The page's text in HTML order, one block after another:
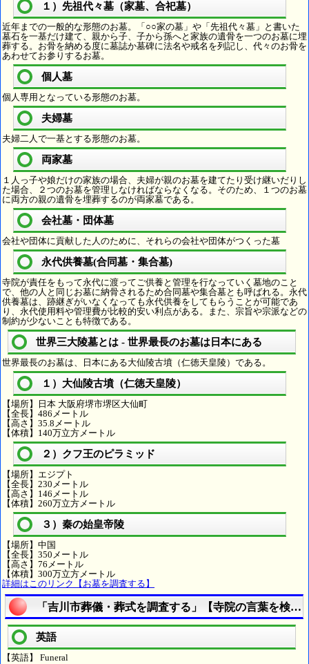
１）先祖代々墓（家墓、合祀墓）
近年までの一般的な形態のお墓。「○○家の墓」や「先祖代々墓」と書いた
墓石を一基だけ建て、親から子、子から孫へと家族の遺骨を一つのお墓に埋
葬する。お骨を納める度に墓誌か墓碑に法名や戒名を列記し、代々のお骨を
あわせてお参りするお墓。
個人墓
個人専用となっている形態のお墓。
夫婦墓
夫婦二人で一基とする形態のお墓。
両家墓
１人っ子や娘だけの家族の場合、夫婦が親のお墓を建てたり受け継いだりし
た場合、２つのお墓を管理しなければならなくなる。そのため、１つのお墓
に両方の親の遺骨を埋葬するのが両家墓である。
会社墓・団体墓
会社や団体に貢献した人のために、それらの会社や団体がつくった墓
永代供養墓(合同墓・集合墓)
寺院が責任をもって永代に渡ってご供養と管理を行なっていく墓地のこと
で、他の人と同じお墓に納骨されるため合同墓や集合墓とも呼ばれる。永代
供養墓は、跡継ぎがいなくなっても永代供養をしてもらうことが可能であ
り、永代使用料や管理費が比較的安い利点がある。また、宗旨や宗派などの
制約が少ないことも特徴である。
世界三大陵墓とは - 世界最長のお墓は日本にある
世界最長のお墓は、日本にある大仙陵古墳（仁徳天皇陵）である。
１）大仙陵古墳（仁徳天皇陵）
【場所】日本 大阪府堺市堺区大仙町
【全長】486メートル
【高さ】35.8メートル
【体積】140万立方メートル
２）クフ王のピラミッド
【場所】エジプト
【全長】230メートル
【高さ】146メートル
【体積】260万立方メートル
３）秦の始皇帝陵
【場所】中国
【全長】350メートル
【高さ】76メートル
【体積】300万立方メートル
詳細はこのリンク【お墓を調査する】
「吉川市葬儀・葬式を調査する」【寺院の言葉を検索
英語
【英語】 Funeral